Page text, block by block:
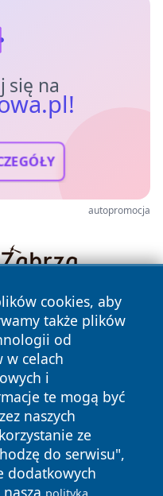
się na
autopromocja
cookies, aby
także plików
od
w celach
i
te mogą być
naszych
ze
do serwisu",
dodatkowych
prawa
Polityka